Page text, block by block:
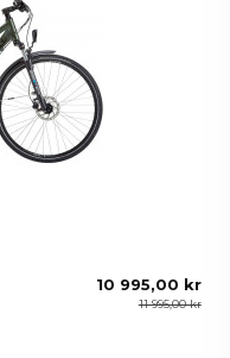
10 995,00 kr
11 995,00 kr